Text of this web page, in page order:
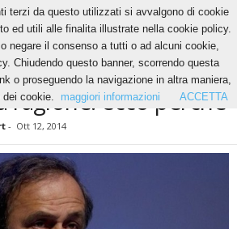
ragione: ecco perché
ragione: ecco perché
- Ott 12, 2014
terzi da questo utilizzati si avvalgono di cookie
ed utili alle finalita illustrate nella cookie policy.
negare il consenso a tutti o ad alcuni cookie,
Chiudendo questo banner, scorrendo questa
o proseguendo la navigazione in altra maniera,
cookie.
maggiori informazioni ACCETTA